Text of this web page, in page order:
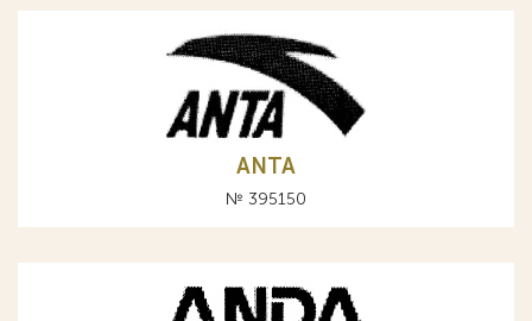
ANTA
№ 395150